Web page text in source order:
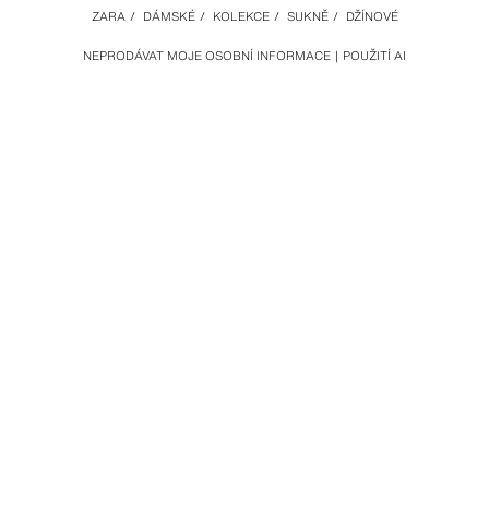
NEPRODÁVAT MOJE OSOBNÍ INFORMACE POUŽITÍ AI
ZARA / DÁMSKÉ / KOLEKCE / SUKNĚ / DŽÍNOVÉ